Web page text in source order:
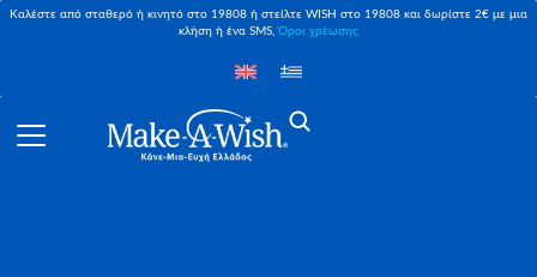
Καλέστε από σταθερό ή κινητό στο 19808 ή στείλτε WISH στο 19808 και δωρίστε 2€ με μια
κλήση ή ένα SMS,Όροι χρέωσης